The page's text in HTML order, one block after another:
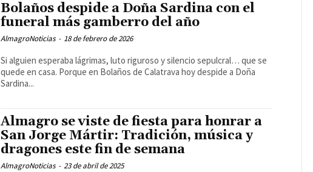
Bolaños despide a Doña Sardina con el
funeral más gamberro del año
AlmagroNoticias - 18 de febrero de 2026
Si alguien esperaba lágrimas, luto riguroso y silencio sepulcral… que se
quede en casa. Porque en Bolaños de Calatrava hoy despide a Doña
Sardina...
Almagro se viste de fiesta para honrar a
San Jorge Mártir: Tradición, música y
dragones este fin de semana
AlmagroNoticias - 23 de abril de 2025